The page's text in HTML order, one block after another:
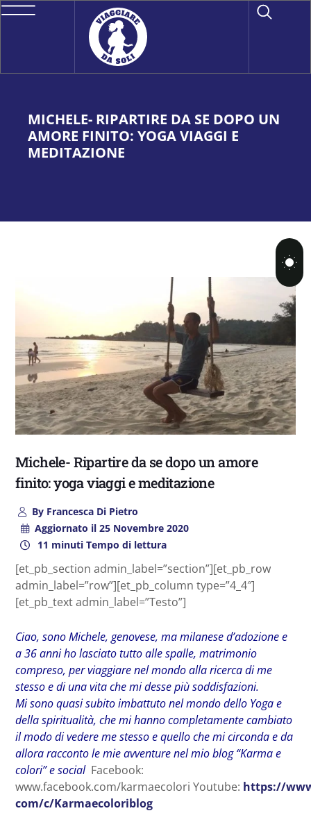
MICHELE- RIPARTIRE DA SE DOPO UN
AMORE FINITO: YOGA VIAGGI E
MEDITAZIONE
Michele- Ripartire da se dopo un amore
finito: yoga viaggi e meditazione
ByFrancesca Di Pietro
Aggiornato il25 Novembre 2020
11 minuti Tempo di lettura
[et_pb_section admin_label=”section”][et_pb_row
admin_label=”row”][et_pb_column type=”4_4″]
[et_pb_text admin_label=”Testo”]
Ciao, sono Michele, genovese, ma milanese d’adozione e
a 36 anni ho lasciato tutto alle spalle, matrimonio
compreso, per viaggiare nel mondo alla ricerca di me
stesso e di una vita che mi desse più soddisfazioni.
Mi sono quasi subito imbattuto nel mondo dello Yoga e
della spiritualità, che mi hanno completamente cambiato
il modo di vedere me stesso e quello che mi circonda e da
allora racconto le mie avventure nel mio blog “Karma e
colori” e social Facebook:
www.facebook.com/karmaecolori Youtube: https://
com/c/Karmaecoloriblog